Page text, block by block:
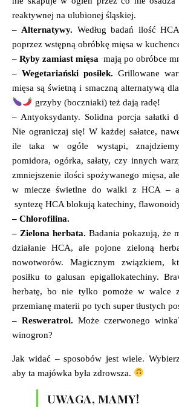
reaktywnej na ulubionej śląskiej.
– Alternatywy. Według badań ilość
poprzez wstępną obróbkę mięsa w
– Ryby zamiast mięsa mają po obróbce
– Wegetariański posiłek. Grillowane
mięsa są świetną i smaczną alternatywą
grzyby (boczniaki) też dają radę!
– Antyoksydanty. Solidna porcja sałatki
Nie ograniczaj się! W każdej sałatce,
ile taka w ogóle wystąpi,
pomidora, ogórka, sałaty, czy innych
zmniejszenie ilości spożywanego mięsa,
w miecze świetlne do walki z HCA –
syntezę HCA blokują katechiny,
– Chlorofilina.
– Zielona herbata. Badania pokazują, że
działanie HCA, ale pojone zieloną
nowotworów. Magicznym związkiem,
posiłku to galusan epigallokatechiny.
herbatę, bo nie tylko pomoże w walce
przemianę materii po tych super tłustych
– Resweratrol. Może czerwonego
winogron?
Jak widać – sposobów jest wiele.
aby ta majówka była zdrowsza.
UWAGA, MAMY!